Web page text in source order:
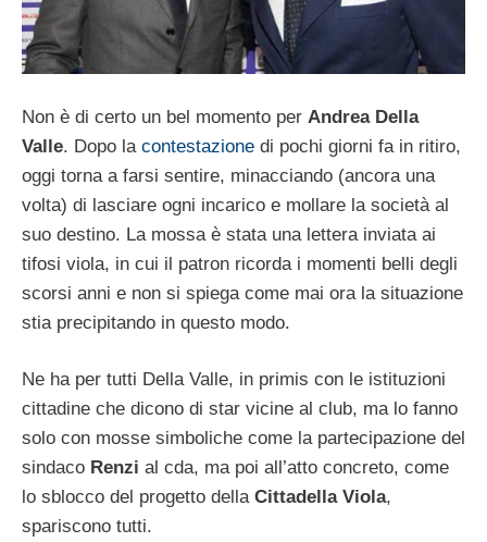
Non è di certo un bel momento per Andrea Della
Valle. Dopo la contestazione di pochi giorni fa in ritiro,
oggi torna a farsi sentire, minacciando (ancora una
volta) di lasciare ogni incarico e mollare la società al
suo destino. La mossa è stata una lettera inviata ai
tifosi viola, in cui il patron ricorda i momenti belli degli
scorsi anni e non si spiega come mai ora la situazione
stia precipitando in questo modo.
Ne ha per tutti Della Valle, in primis con le istituzioni
cittadine che dicono di star vicine al club, ma lo fanno
solo con mosse simboliche come la partecipazione del
sindaco Renzi al cda, ma poi all’atto concreto, come
lo sblocco del progetto della Cittadella Viola,
spariscono tutti.